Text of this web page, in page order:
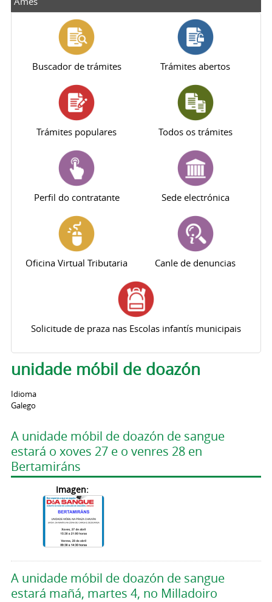
Buscador de trámites Trámites abertos
Trámites populares Todos os trámites
Perfil do contratante Sede electrónica
Oficina Virtual Tributaria Canle de denuncias
Solicitude de praza nas Escolas infantís municipais
unidade móbil de doazón
Idioma
Galego
A unidade móbil de doazón de sangue
estará o xoves 27 e o venres 28 en
Bertamiráns
Imagen:
A unidade móbil de doazón de sangue
estará mañá, martes 4, no Milladoiro